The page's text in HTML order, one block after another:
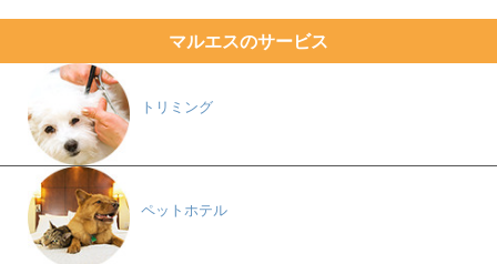
マルエスのサービス
トリミング
ペットホテル